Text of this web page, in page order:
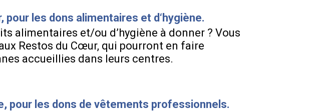
pour les dons alimentaires et d‘hygiène.
alimentaires et/ou d’hygiène à donner ? Vous
Restos du Cœur, qui pourront en faire
accueillies dans leurs centres.
pour les dons de vêtements professionnels.